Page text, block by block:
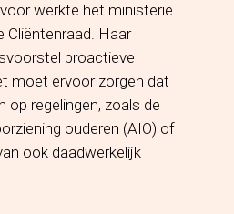
werkte het ministerie
Cliëntenraad. Haar
proactieve
moet ervoor zorgen dat
op regelingen, zoals de
ouderen (AIO) of
ook daadwerkelijk